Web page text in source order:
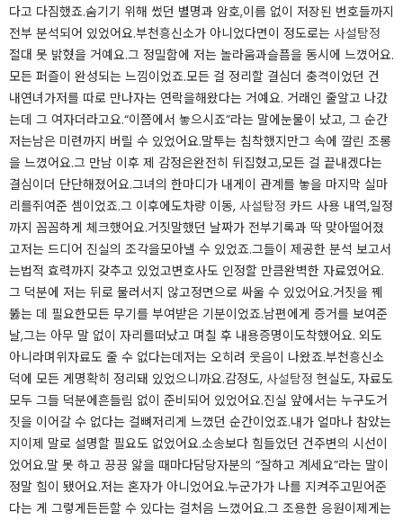
다고 다짐했죠.숨기기 위해 썼던 별명과 암호,이름 없이 저장된 번호들까지
전부 분석되어 있었어요.부천흥신소가 아니었다면이 정도로는 사설탐정
절대 못 밝혔을 거예요.그 정밀함에 저는 놀라움과슬픔을 동시에 느꼈어요.
모든 퍼즐이 완성되는 느낌이었죠.모든 걸 정리할 결심더 충격이었던 건
내연녀가저를 따로 만나자는 연락을해왔다는 거예요. 거래인 줄알고 나갔
는데 그 여자더라고요.“이쯤에서 놓으시죠”라는 말에눈물이 났고, 그 순간
저는남은 미련까지 버릴 수 있었어요.말투는 침착했지만그 속에 깔린 조롱
을 느꼈어요.그 만남 이후 제 감정은완전히 뒤집혔고,모든 걸 끝내겠다는
결심이더 단단해졌어요.그녀의 한마디가 내게이 관계를 놓을 마지막 실마
리를쥐여준 셈이었죠.그 이후에도차량 이동, 사설탐정 카드 사용 내역,일정
까지 꼼꼼하게 체크했어요.거짓말했던 날짜가 전부기록과 딱 맞아떨어졌
고저는 드디어 진실의 조각을모아낼 수 있었죠.그들이 제공한 분석 보고서
는법적 효력까지 갖추고 있었고변호사도 인정할 만큼완벽한 자료였어요.
그 덕분에 저는 뒤로 물러서지 않고정면으로 싸울 수 있었어요.거짓을 꿰
뚫는 데 필요한모든 무기를 부여받은 기분이었죠.남편에게 증거를 보여준
날,그는 아무 말 없이 자리를떠났고 며칠 후 내용증명이도착했어요. 외도
아니라며위자료도 줄 수 없다는데저는 오히려 웃음이 나왔죠.부천흥신소
덕에 모든 게명확히 정리돼 있었으니까요.감정도, 사설탐정 현실도, 자료도
모두 그들 덕분에흔들림 없이 준비되어 있었어요.진실 앞에서는 누구도거
짓을 이어갈 수 없다는 걸뼈저리게 느꼈던 순간이었죠.내가 얼마나 참았는
지이제 말로 설명할 필요도 없었어요.소송보다 힘들었던 건주변의 시선이
었어요.말 못 하고 끙끙 앓을 때마다담당자분의 “잘하고 계세요”라는 말이
정말 힘이 됐어요.저는 혼자가 아니었어요.누군가가 나를 지켜주고믿어준
다는 게 그렇게든든할 수 있다는 걸처음 느꼈어요.그 조용한 응원이제게는